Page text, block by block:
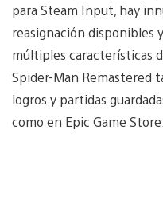
para Steam Input, hay
reasignación disponibles
múltiples características
Spider-Man Remastered
logros y partidas
como en Epic Game Store.